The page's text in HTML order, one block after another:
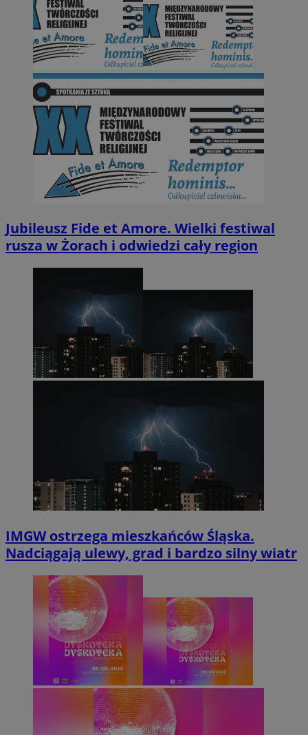
Jubileusz Fide et Amore. Wielki festiwal
rusza w Żorach i odwiedzi cały region
IMGW ostrzega mieszkańców Śląska.
Nadciągają ulewy, grad i bardzo silny wiatr